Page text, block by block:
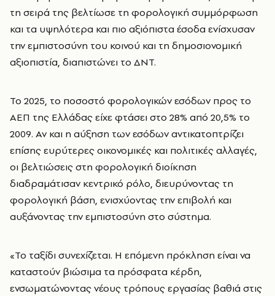
τη σειρά της βελτίωσε τη φορολογική συμμόρφωση
και τα υψηλότερα και πιο αξιόπιστα έσοδα ενίσχυσαν
την εμπιστοσύνη του κοινού και τη δημοσιονομική
αξιοπιστία, διαπιστώνει το ΔΝΤ.
Το 2025, το ποσοστό φορολογικών εσόδων προς το
ΑΕΠ της Ελλάδας είχε φτάσει στο 28% από 20,5% το
2009. Αν και η αύξηση των εσόδων αντικατοπτρίζει
επίσης ευρύτερες οικονομικές και πολιτικές αλλαγές,
οι βελτιώσεις στη φορολογική διοίκηση
διαδραμάτισαν κεντρικό ρόλο, διευρύνοντας τη
φορολογική βάση, ενισχύοντας την επιβολή και
αυξάνοντας την εμπιστοσύνη στο σύστημα.
«Το ταξίδι συνεχίζεται. Η επόμενη πρόκληση είναι να
καταστούν βιώσιμα τα πρόσφατα κέρδη,
ενσωματώνοντας νέους τρόπους εργασίας βαθιά στις